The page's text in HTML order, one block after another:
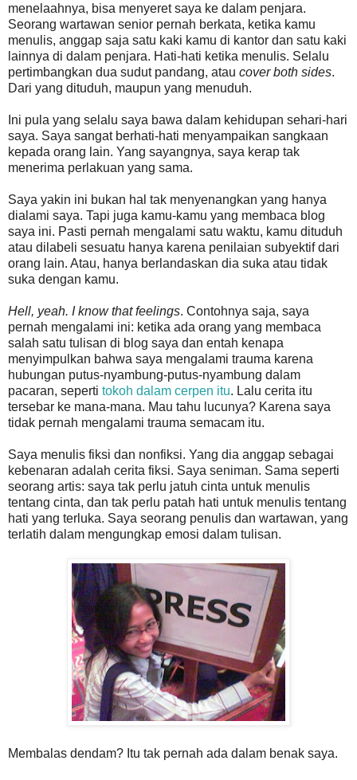
menelaahnya, bisa menyeret saya ke dalam penjara.
Seorang wartawan senior pernah berkata, ketika kamu
menulis, anggap saja satu kaki kamu di kantor dan satu kaki
lainnya di dalam penjara. Hati-hati ketika menulis. Selalu
pertimbangkan dua sudut pandang, atau cover both sides.
Dari yang dituduh, maupun yang menuduh.
Ini pula yang selalu saya bawa dalam kehidupan sehari-hari
saya. Saya sangat berhati-hati menyampaikan sangkaan
kepada orang lain. Yang sayangnya, saya kerap tak
menerima perlakuan yang sama.
Saya yakin ini bukan hal tak menyenangkan yang hanya
dialami saya. Tapi juga kamu-kamu yang membaca blog
saya ini. Pasti pernah mengalami satu waktu, kamu dituduh
atau dilabeli sesuatu hanya karena penilaian subyektif dari
orang lain. Atau, hanya berlandaskan dia suka atau tidak
suka dengan kamu.
Hell, yeah. I know that feelings. Contohnya saja, saya
pernah mengalami ini: ketika ada orang yang membaca
salah satu tulisan di blog saya dan entah kenapa
menyimpulkan bahwa saya mengalami trauma karena
hubungan putus-nyambung-putus-nyambung dalam
pacaran, seperti tokoh dalam cerpen itu. Lalu cerita itu
tersebar ke mana-mana. Mau tahu lucunya? Karena saya
tidak pernah mengalami trauma semacam itu.
Saya menulis fiksi dan nonfiksi. Yang dia anggap sebagai
kebenaran adalah cerita fiksi. Saya seniman. Sama seperti
seorang artis: saya tak perlu jatuh cinta untuk menulis
tentang cinta, dan tak perlu patah hati untuk menulis tentang
hati yang terluka. Saya seorang penulis dan wartawan, yang
terlatih dalam mengungkap emosi dalam tulisan.
Membalas dendam? Itu tak pernah ada dalam benak saya.